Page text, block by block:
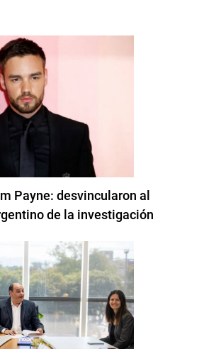
Payne: desvincularon al
de la investigación